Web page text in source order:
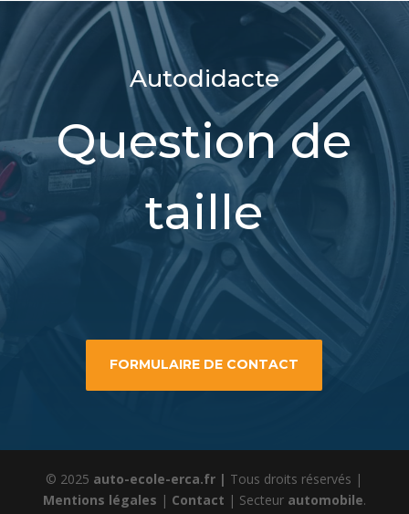
Autodidacte
Question de
taille
FORMULAIRE DE CONTACT
© 2025 auto-ecole-erca.fr | Tous droits réservés |
Mentions légales | Contact | Secteur automobile.